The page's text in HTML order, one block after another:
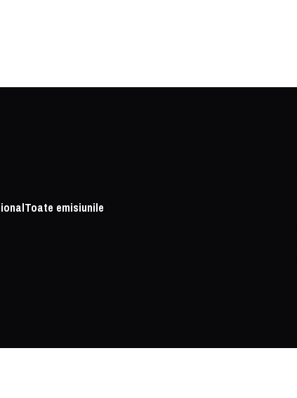
Toate emisiunile